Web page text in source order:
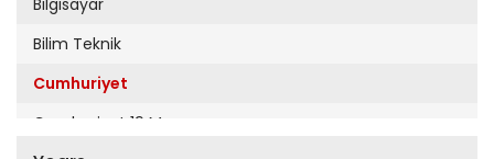
Bilgisayar
Bilim Teknik
Cumhuriyet
Cumhuriyet 19 Mayıs